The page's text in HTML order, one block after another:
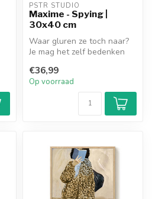
PSTR STUDIO
Maxime - Spying |
30x40 cm
Waar gluren ze toch naar?
Je mag het zelf bedenken
€36,99
Op voorraad